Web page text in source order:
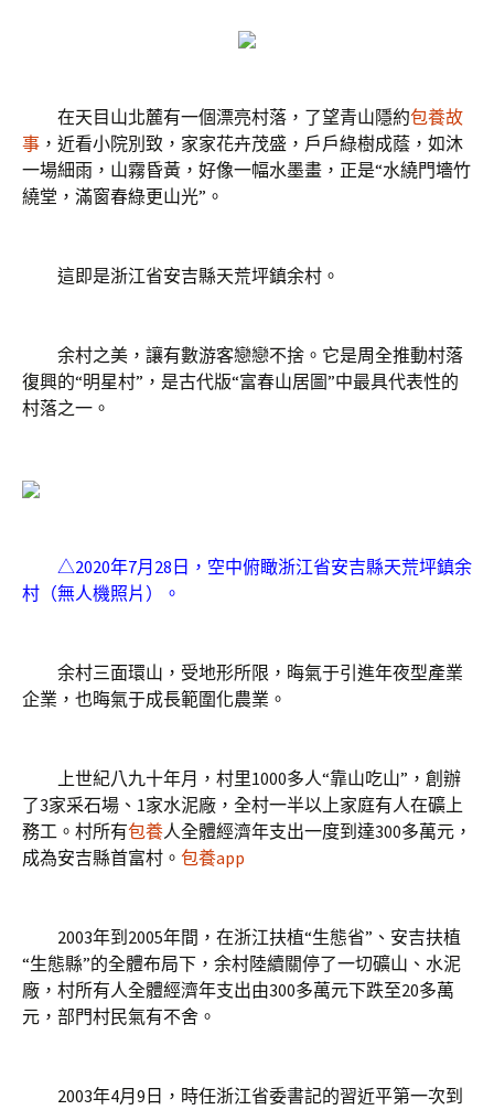
在天目山北麓有一個漂亮村落，了望青山隱約包養故
事 ，近看小院別致，家家花卉茂盛，戶戶綠樹成蔭，如沐
一場細雨，山霧昏黃，好像一幅水墨畫，正是“水繞門墻竹
繞堂，滿窗春綠更山光”。
這即是浙江省安吉縣天荒坪鎮余村。
余村之美，讓有數游客戀戀不捨。它是周全推動村落
復興的“明星村”，是古代版“富春山居圖”中最具代表性的
村落之一。
△2020年7月28日，空中俯瞰浙江省安吉縣天荒坪鎮余
村（無人機照片）。
余村三面環山，受地形所限，晦氣于引進年夜型產業
企業，也晦氣于成長範圍化農業。
上世紀八九十年月，村里1000多人“靠山吃山”，創辦
了3家采石場、1家水泥廠，全村一半以上家庭有人在礦上
務工。村所有包養人全體經濟年支出一度到達300多萬元，
成為安吉縣首富村。 包養app
2003年到2005年間，在浙江扶植“生態省”、安吉扶植
“生態縣”的全體布局下，余村陸續關停了一切礦山、水泥
廠，村所有人全體經濟年支出由300多萬元下跌至20多萬
元，部門村民氣有不舍。
2003年4月9日，時任浙江省委書記的習近平第一次到